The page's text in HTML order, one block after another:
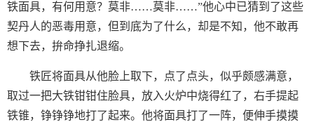
铁面具，有何用意？莫非……莫非……”他心中已猜到了这些
契丹人的恶毒用意，但到底为了什么，却是不知，他不敢再
想下去，拚命挣扎退缩。
铁匠将面具从他脸上取下，点了点头，似乎颇感满意，
取过一把大铁钳钳住脸具，放入火炉中烧得红了，右手提起
铁锥，铮铮铮地打了起来。他将面具打了一阵，便伸手摸摸